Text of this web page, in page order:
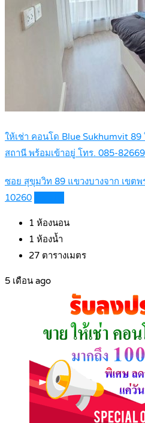
ให้เช่า คอนโด Blue Sukhumvit 89
สถานี พร้อมเข้าอยู่ โทร. 085-
ซอย สุขุมวิท 89 แขวงบางจาก เขต
10260
1 ห้องนอน
1 ห้องน้ำ
27 ตารางเมตร
5 เดือน ago